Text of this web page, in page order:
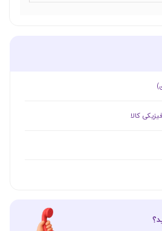
کالا